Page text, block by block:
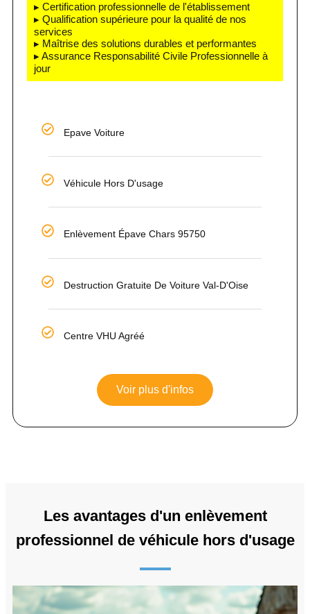
▸ Certification professionnelle de l'établissement
▸ Qualification supérieure pour la qualité de nos
services
▸ Maîtrise des solutions durables et performantes
▸ Assurance Responsabilité Civile Professionnelle à
jour
Epave Voiture
Véhicule Hors D'usage
Enlèvement Épave Chars 95750
Destruction Gratuite De Voiture Val-D'Oise
Centre VHU Agréé
Voir plus d'infos
Les avantages d'un enlèvement
professionnel de véhicule hors d'usage